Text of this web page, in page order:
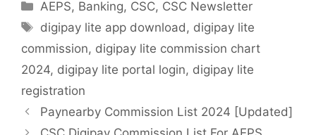
Categories
AEPS, Banking, CSC, CSC Newsletter
Tags
digipay lite app download , digipay lite
commission, digipay lite commission chart
2024, digipay lite portal login, digipay lite
registration
Paynearby Commission List 2024 [Updated]